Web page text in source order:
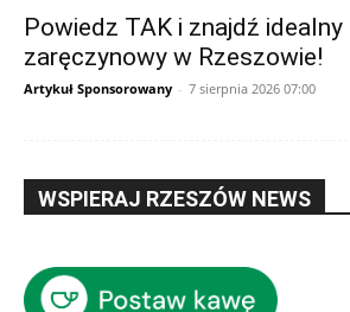
Powiedz TAK i znajdź
zaręczynowy w Rzeszowie!
Artykuł Sponsorowany - 7 sierpnia 2026 07:00
WSPIERAJ RZESZÓW NEWS